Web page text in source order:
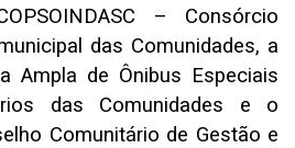
– Consórcio
das Comunidades, a
Ampla de Ônibus Especiais
das Comunidades e o
Comunitário de Gestão e